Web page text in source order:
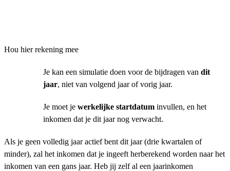
Hou hier rekening mee
Je kan een simulatie doen voor de bijdragen van dit
jaar, niet van volgend jaar of vorig jaar.
Je moet je werkelijke startdatum invullen, en het
inkomen dat je dit jaar nog verwacht.
Als je geen volledig jaar actief bent dit jaar (drie kwartalen of
minder), zal het inkomen dat je ingeeft herberekend worden naar het
inkomen van een gans jaar. Heb jij zelf al een jaarinkomen